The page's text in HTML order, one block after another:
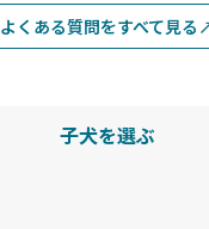
よくある質問をすべて見る
子犬を選ぶ